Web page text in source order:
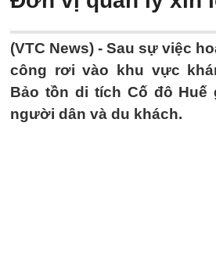
(VTC News) - Sau sự việc
công rơi vào khu vực
Bảo tồn di tích Cố đô
người dân và du khách.